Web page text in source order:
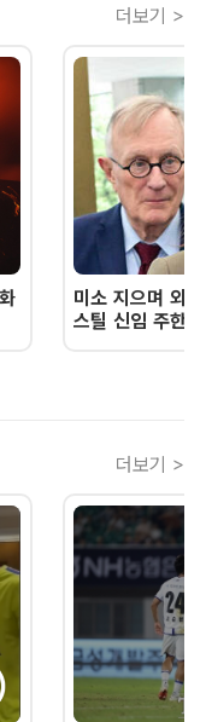
더보기 >
미소 지으며 외
스틸 신임 주한
더보기 >